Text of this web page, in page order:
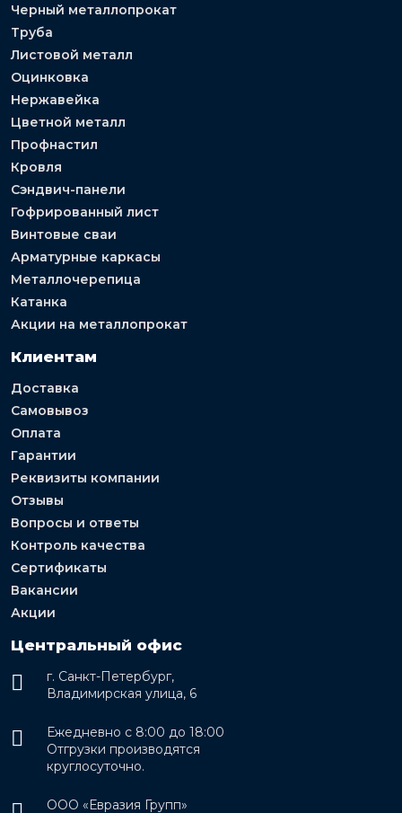
Черный металлопрокат
Труба
Листовой металл
Оцинковка
Нержавейка
Цветной металл
Профнастил
Кровля
Сэндвич-панели
Гофрированный лист
Винтовые сваи
Арматурные каркасы
Металлочерепица
Катанка
Акции на металлопрокат
Клиентам
Доставка
Самовывоз
Оплата
Гарантии
Реквизиты компании
Отзывы
Вопросы и ответы
Контроль качества
Сертификаты
Вакансии
Акции
Центральный офис
г. Санкт-Петербург,
Владимирская улица, 6
Ежедневно с 8:00 до 18:00
Отгрузки производятся
круглосуточно.
ООО «Евразия Групп»